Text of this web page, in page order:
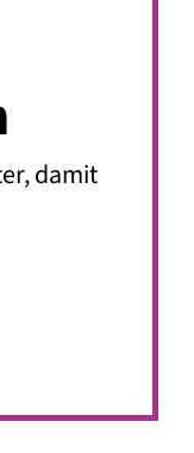
damit